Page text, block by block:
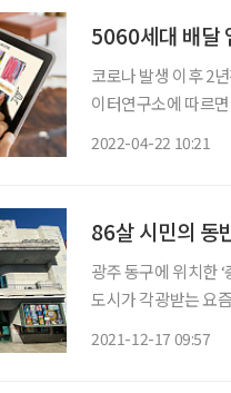
5060세대 배달
코로나 발생 이후 2년간
이터연구소에 따르
2022-04-22 10:21
86살 시민의 동
광주 동구에 위치한
도시가 각광받는 요
2021-12-17 09:57